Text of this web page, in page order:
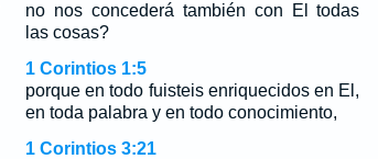
no nos concederá también con El todas
las cosas?
1 Corintios 1:5
porque en todo fuisteis enriquecidos en El,
en toda palabra y en todo conocimiento,
1 Corintios 3:21